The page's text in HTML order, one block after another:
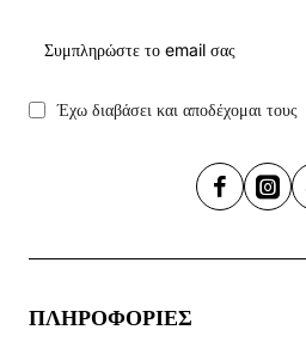
σας Έχω διαβάσει και αποδέχομαι τους
ΠΛΗΡΟΦΟΡΙΕΣ